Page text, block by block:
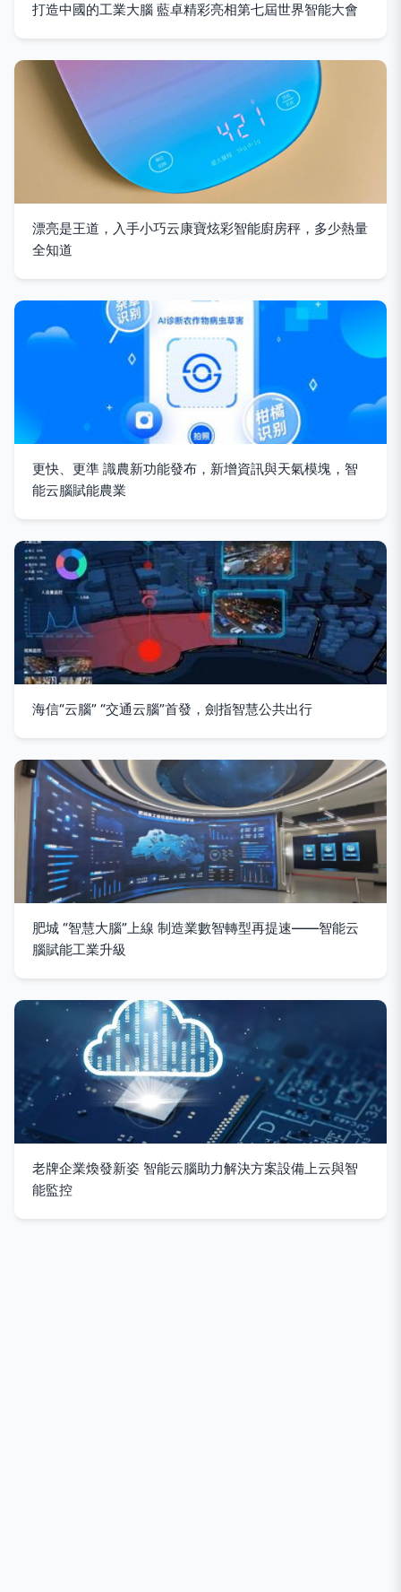
打造中國的工業大腦 藍卓精彩亮相第七屆世界智能大會
漂亮是王道，入手小巧云康寶炫彩智能廚房秤，多少熱量
全知道
更快、更準 識農新功能發布，新增資訊與天氣模塊，智
能云腦賦能農業
海信“云腦” “交通云腦”首發，劍指智慧公共出行
肥城 “智慧大腦”上線 制造業數智轉型再提速——智能云
腦賦能工業升級
老牌企業煥發新姿 智能云腦助力解決方案設備上云與智
能監控